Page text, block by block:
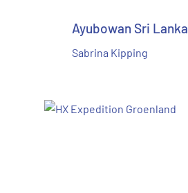
Ayubowan Sri Lanka
Sabrina Kipping